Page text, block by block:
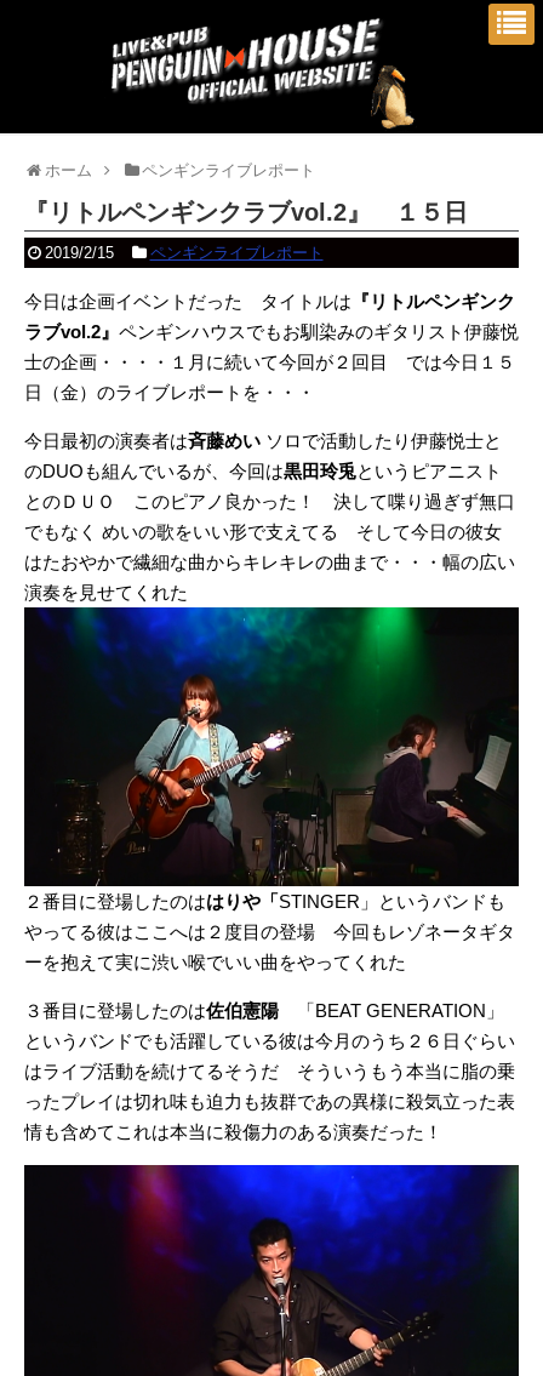
ホーム ペンギンライブレポート
『リトルペンギンクラブvol.2』 １５日
2019/2/15 ペンギンライブレポート
今日は企画イベントだった タイトルは 『リトルペンギンク
ラブvol.2』 ペンギンハウスでもお馴染みのギタリスト伊藤悦
士の企画・・・・１月に続いて今回が２回目 では今日１５
日（金）のライブレポートを・・・
今日最初の演奏者は斉藤めい ソロで活動したり伊藤悦士と
のDUOも組んでいるが、今回は黒田玲兎というピアニスト
とのＤＵＯ このピアノ良かった！ 決して喋り過ぎず無口
でもなく めいの歌をいい形で支えてる そして今日の彼女
はたおやかで繊細な曲からキレキレの曲まで・・・幅の広い
演奏を見せてくれた
２番目に登場したのははりや「STINGER」というバンドも
やってる彼はここへは２度目の登場 今回もレゾネータギタ
ーを抱えて実に渋い喉でいい曲をやってくれた
３番目に登場したのは佐伯憲陽
「BEAT GENERATION」
というバンドでも活躍している彼は今月のうち２６日ぐらい
はライブ活動を続けてるそうだ そういうもう本当に脂の乗
ったプレイは切れ味も迫力も抜群であの異様に殺気立った表
情も含めてこれは本当に殺傷力のある演奏だった！